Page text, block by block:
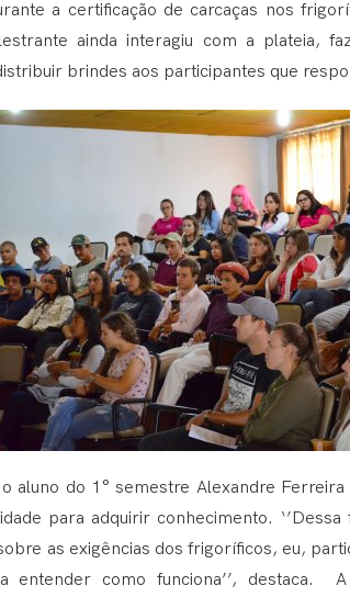
a certificação de carcaças nos
ainda interagiu com a plateia,
brindes aos participantes que
aluno do 1° semestre Alexandre
para adquirir conhecimento.
as exigências dos frigoríficos, eu,
entender como funciona’’, destaca.